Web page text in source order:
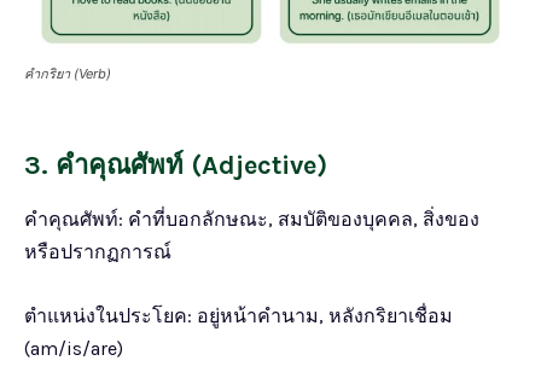
คำกริยา (Verb)
3. คำคุณศัพท์ (Adjective)
คำคุณศัพท์: คำที่บอกลักษณะ, สมบัติของบุคคล, สิ่งของ
หรือปรากฏการณ์
ตำแหน่งในประโยค: อยู่หน้าคำนาม, หลังกริยาเชื่อม
(am/is/are)